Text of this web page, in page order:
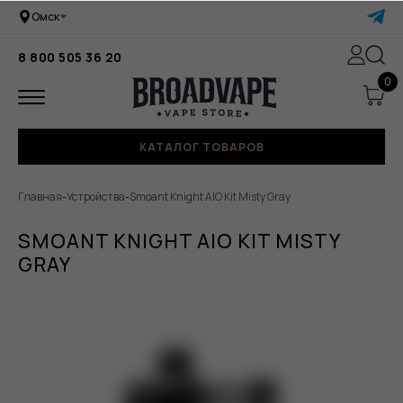
Омск
8 800 505 36 20
0
КАТАЛОГ ТОВАРОВ
Главная-Устройства-Smoant Knight AIO Kit Misty Gray
SMOANT KNIGHT AIO KIT MISTY
GRAY